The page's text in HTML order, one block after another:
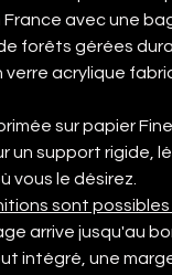
avec une
forêts gérées
verre acrylique
sur papier
un support rigide,
vous le désirez.
sont possibles
arrive jusqu'au
intégré, une